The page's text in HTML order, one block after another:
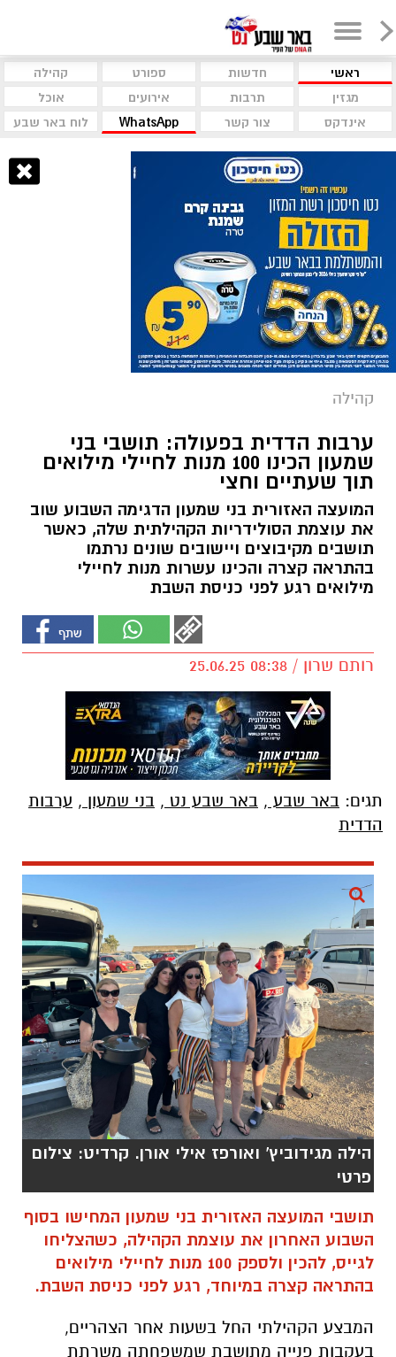
ראשי חדשות ספורט
קהילה
מגזין
תרבות אירועים
אוכל
אינדקס
צור קשר WhatsApp לוח באר שבע
קהילה
ערבות הדדית בפעולה: תושבי בני
שמעון הכינו 100 מנות לחיילי מילואים
תוך שעתיים וחצי
המועצה האזורית בני שמעון הדגימה השבוע שוב
את עוצמת הסולידריות הקהילתית שלה, כאשר
תושבים מקיבוצים ויישובים שונים נרתמו
בהתראה קצרה והכינו עשרות מנות לחיילי
מילואים רגע לפני כניסת השבת
רותם שרון / 08:38 25.06.25
תגים: באר שבע , באר שבע נט , בני שמעון , ערבות
הדדית
הילה מגידוביץ' ואורפז אילי אורן. קרדיט: צילום
פרטי
תושבי המועצה האזורית בני שמעון המחישו בסוף
השבוע האחרון את עוצמת הקהילה, כשהצליחו
לגייס, להכין ולספק 100 מנות לחיילי מילואים
בהתראה קצרה במיוחד, רגע לפני כניסת השבת.
המבצע הקהילתי החל בשעות אחר הצהריים,
בעקבות פנייה מתושבת שמשפחתה משרתת